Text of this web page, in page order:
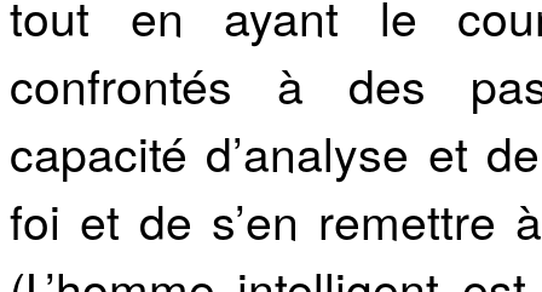
tout en ayant le
confrontés à des
capacité d’analyse et
foi et de s’en remettre